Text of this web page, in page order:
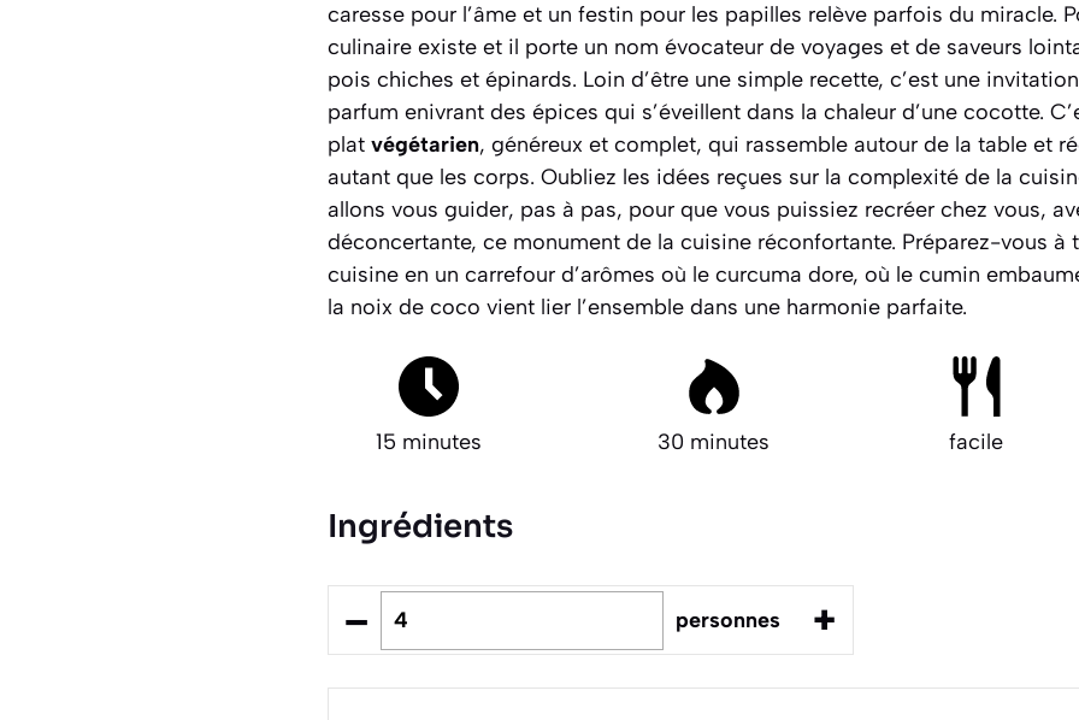
caresse pour l’âme et un festin pour les papilles relève parfois du miracle.
culinaire existe et il porte un nom évocateur de voyages et de saveurs
pois chiches et épinards. Loin d’être une simple recette, c’est une
parfum enivrant des épices qui s’éveillent dans la chaleur d’une cocotte.
plat végétarien, généreux et complet, qui rassemble autour de la table et
autant que les corps. Oubliez les idées reçues sur la complexité de la
allons vous guider, pas à pas, pour que vous puissiez recréer chez vous,
déconcertante, ce monument de la cuisine réconfortante. Préparez-vous à
cuisine en un carrefour d’arômes où le curcuma dore, où le cumin
la noix de coco vient lier l’ensemble dans une harmonie parfaite.
15 minutes 30 minutes facile
Ingrédients
– personnes +